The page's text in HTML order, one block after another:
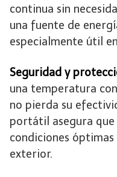
continua sin
una fuente de
especialmente útil
Seguridad y
una temperatura
no pierda su
portátil asegura
condiciones
exterior.